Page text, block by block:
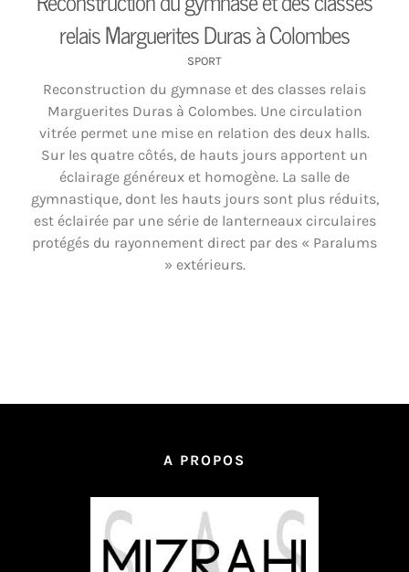
relais Marguerites Duras à Colombes
SPORT
Reconstruction du gymnase et des classes relais
Marguerites Duras à Colombes. Une circulation
vitrée permet une mise en relation des deux halls.
Sur les quatre côtés, de hauts jours apportent un
éclairage généreux et homogène. La salle de
gymnastique, dont les hauts jours sont plus réduits,
est éclairée par une série de lanterneaux circulaires
protégés du rayonnement direct par des « Paralums
» extérieurs.
A PROPOS